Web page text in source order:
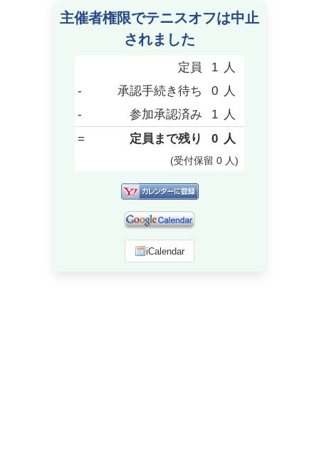
主催者権限でテニスオフは中止
されました
定員 1 人
-
承認手続き待ち 0 人
-
参加承認済み 1 人
=
定員まで残り 0 人
(受付保留 0 人)
iCalendar